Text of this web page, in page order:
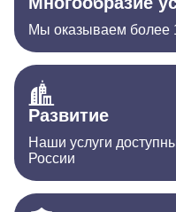
Мы оказываем более
Развитие
Наши услуги
России